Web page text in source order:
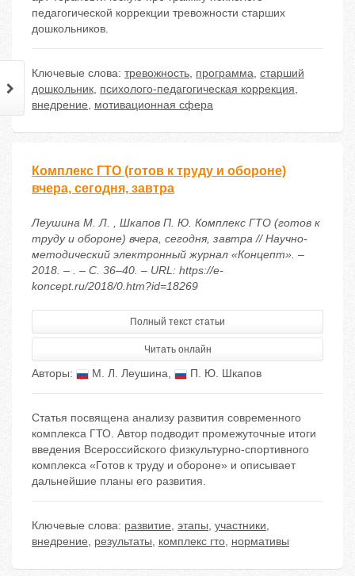
педагогической коррекции тревожности старших
дошкольников.
Ключевые слова: тревожность, программа, старший
дошкольник, психолого-педагогическая коррекция,
внедрение, мотивационная сфера
Комплекс ГТО (готов к труду и обороне)
вчера, сегодня, завтра
Леушина М. Л. , Шкапов П. Ю. Комплекс ГТО (готов к
труду и обороне) вчера, сегодня, завтра // Научно-
методический электронный журнал «Концепт». –
2018. – . – С. 36–40. – URL: https://e-
koncept.ru/2018/0.htm?id=18269
Полный текст статьи
Читать онлайн
Авторы: М. Л. Леушина, П. Ю. Шкапов
Статья посвящена анализу развития современного
комплекса ГТО. Автор подводит промежуточные итоги
введения Всероссийского физкультурно-спортивного
комплекса «Готов к труду и обороне» и описывает
дальнейшие планы его развития.
Ключевые слова: развитие, этапы, участники,
внедрение, результаты, комплекс гто, нормативы